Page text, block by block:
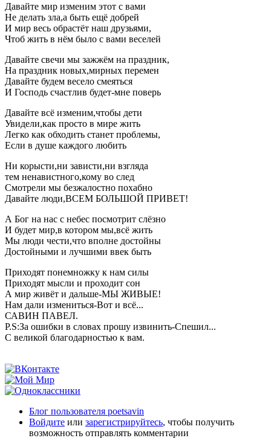
Давайте мир изменим этот с вами
Не делать зла,а быть ещё добрей
И мир весь обрастёт наш друзьями,
Чтоб жить в нём было с вами веселей
Давайте свечи мы зажжём на праздник,
На праздник новых,мирных перемен
Давайте будем весело смеяться
И Господь счастлив будет-мне поверь
Давайте всё изменим,чтобы дети
Увидели,как просто в мире жить
Легко как обходить станет проблемы,
Если в душе каждого любить
Ни корысти,ни зависти,ни взгляда
тем ненавистного,кому во след
Смотрели мы безжалостно похабно
Давайте люди,ВСЕМ БОЛЬШОЙ ПРИВЕТ!
А Бог на нас с небес посмотрит слёзно
И будет мир,в котором мы,всё жить
Мы люди чести,что вполне достойны
Достойными и лучшими ввек быть
Приходят понемножку к нам силы
Приходят мысли и проходит сон
А мир живёт и дальше-МЫ ЖИВЫЕ!
Нам дали измениться-Вот и всё...
САВИН ПАВЕЛ.
P.S:За ошибки в словах прошу извинить-Спешил...
С великой благодарностью к вам.
Блог пользователя poetsavin
Войдите или зарегистрируйтесь, чтобы получить
возможность отправлять комментарии